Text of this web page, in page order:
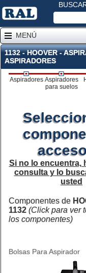
MENÚ
1132 - HOOVER -
ASPIRADORES
Aspiradores Aspiradores
para suelos
Si no lo encuentra,
consulta y lo
usted
Componentes de
1132 (Click para ver
los componentes)
Bolsas Para Aspirador